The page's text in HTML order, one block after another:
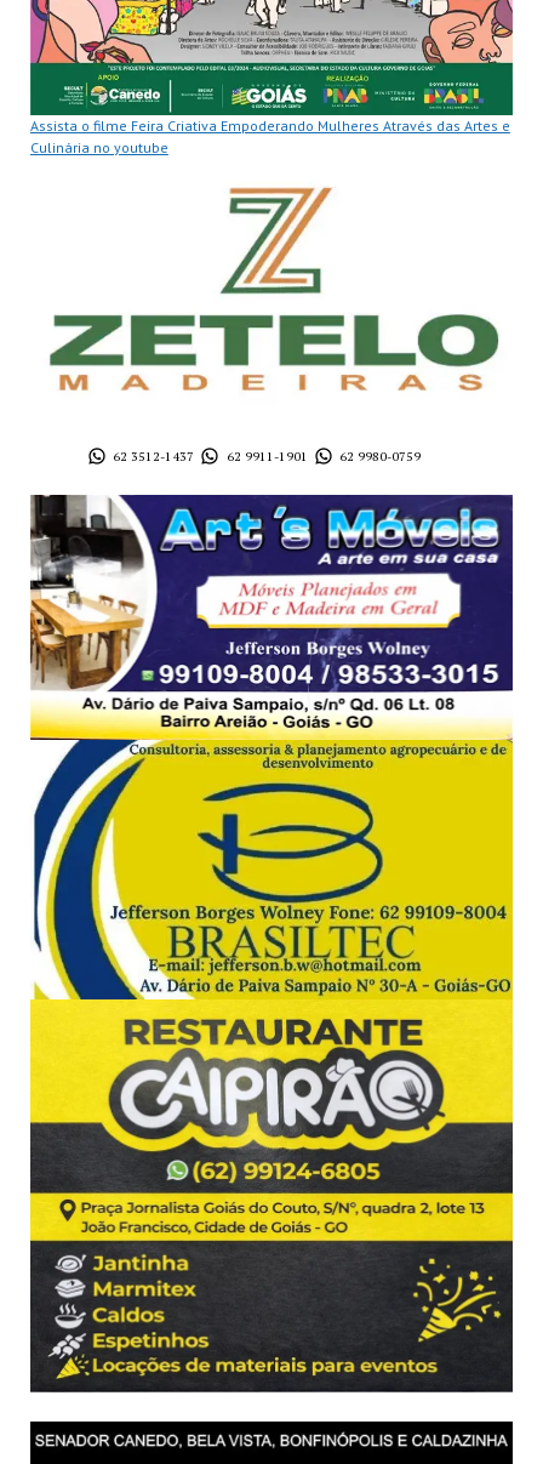
Assista o filme Feira Criativa Empoderando Mulheres Através das Artes e
Culinária no youtube
62 3512-1437 62 9911-1901 62 9980-0759